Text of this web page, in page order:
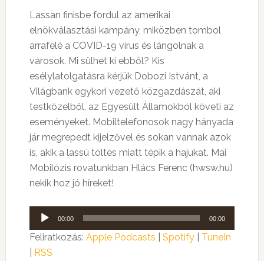
Lassan finisbe fordul az amerikai
elnökválasztási kampány, miközben tombol
arrafelé a COVID-19 vírus és lángolnak a
városok. Mi sülhet ki ebből? Kis
esélylatolgatásra kérjük Dobozi Istvánt, a
Világbank egykori vezető közgazdászát, aki
testközelből, az Egyesült Államokból követi az
eseményeket. Mobiltelefonosok nagy hányada
jár megrepedt kijelzővel és sokan vannak azok
is, akik a lassú töltés miatt tépik a hajukat. Mai
Mobilózis rovatunkban Hlács Ferenc (hwsw.hu)
nekik hoz jó híreket!
Audió
lejátszó
00:00 00:00
Feliratkozás: Apple Podcasts Spotify| TuneIn
RSS